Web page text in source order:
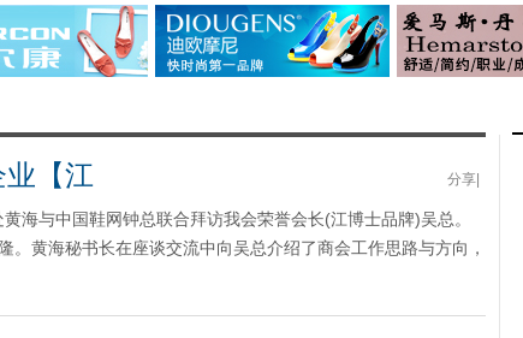
【江 分享
海与中国鞋网钟总联合拜访我会荣誉会长(江博士品牌)吴总。
黄海秘书长在座谈交流中向吴总介绍了商会工作思路与方向，